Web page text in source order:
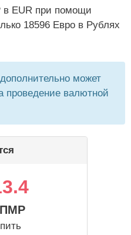
в EUR при помощи
18596 Евро в Рублях
может
проведение валютной
ПМР